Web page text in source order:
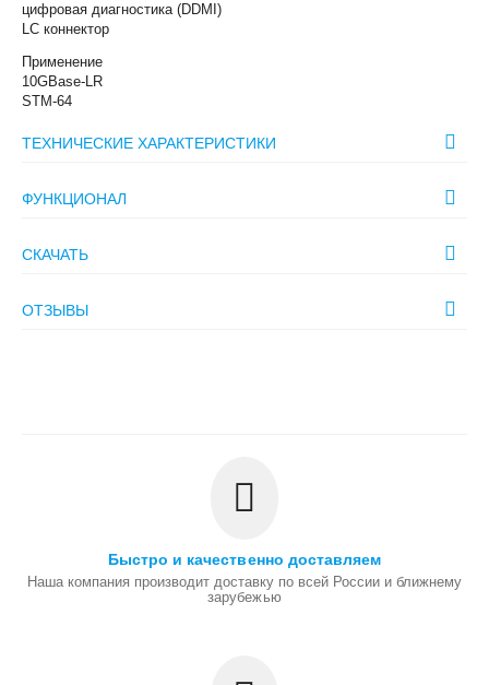
цифровая диагностика (DDMI)
LC коннектор
Применение
10GBase-LR
STM-64
ТЕХНИЧЕСКИЕ ХАРАКТЕРИСТИКИ
ФУНКЦИОНАЛ
СКАЧАТЬ
ОТЗЫВЫ
Быстро и качественно доставляем
Наша компания производит доставку по всей России и ближнему
зарубежью